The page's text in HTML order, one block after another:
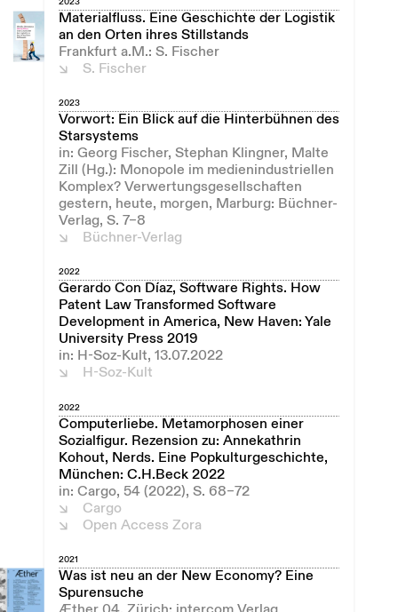
2023
Materialfluss. Eine Geschichte der Logistik
an den Orten ihres Stillstands
Frankfurt a.M.: S. Fischer
S. Fischer
2023
Vorwort: Ein Blick auf die Hinterbühnen des
Starsystems
in: Georg Fischer, Stephan Klingner, Malte
Zill (Hg.): Monopole im medienindustriellen
Komplex? Verwertungsgesellschaften
gestern, heute, morgen, Marburg: Büchner-
Verlag, S. 7–8
Büchner-Verlag
2022
Gerardo Con Díaz, Software Rights. How
Patent Law Transformed Software
Development in America, New Haven: Yale
University Press 2019
in: H-Soz-Kult, 13.07.2022
H-Soz-Kult
2022
Computerliebe. Metamorphosen einer
Sozialfigur. Rezension zu: Annekathrin
Kohout, Nerds. Eine Popkulturgeschichte,
München: C.H.Beck 2022
in: Cargo, 54 (2022), S. 68–72
Cargo
Open Access Zora
2021
Was ist neu an der New Economy? Eine
Spurensuche